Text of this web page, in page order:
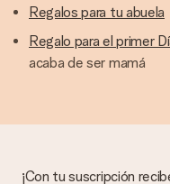
Regalos para tu abuela
Regalo para el primer
acaba de ser mamá
¡Con tu suscripción